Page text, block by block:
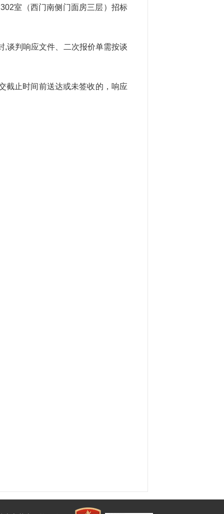
室（西门南侧门面房三层）招标
,谈判响应文件、二次报价单需按谈
截止时间前送达或未签收的，响应